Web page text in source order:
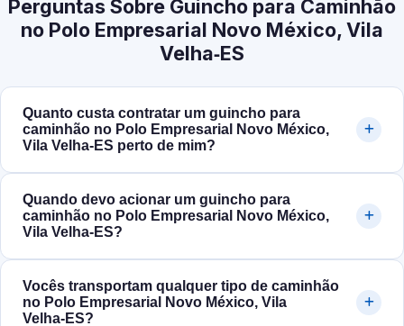
Perguntas Sobre Guincho para Caminhão
no Polo Empresarial Novo México, Vila
Velha‑ES
Quanto custa contratar um guincho para
caminhão no Polo Empresarial Novo México,
Vila Velha‑ES perto de mim?
Quando devo acionar um guincho para
caminhão no Polo Empresarial Novo México,
Vila Velha‑ES?
Vocês transportam qualquer tipo de caminhão
no Polo Empresarial Novo México, Vila
Velha‑ES?